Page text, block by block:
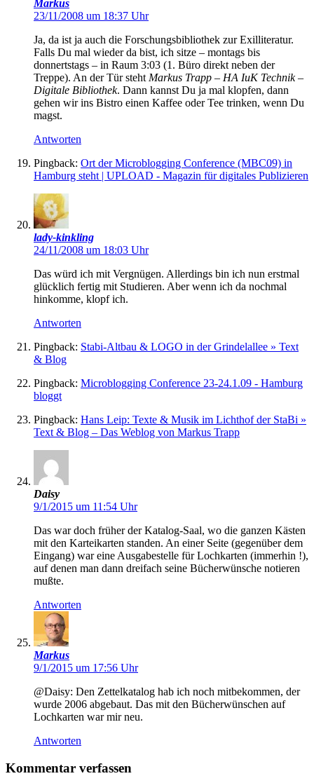
Markus
23/11/2008 um 18:37 Uhr
Ja, da ist ja auch die Forschungsbibliothek zur Exilliteratur.
Falls Du mal wieder da bist, ich sitze – montags bis
donnertstags – in Raum 3:03 (1. Büro direkt neben der
Treppe). An der Tür steht Markus Trapp – HA IuK Technik –
Digitale Bibliothek. Dann kannst Du ja mal klopfen, dann
gehen wir ins Bistro einen Kaffee oder Tee trinken, wenn Du
magst.
Antworten
Pingback: Ort der Microblogging Conference (MBC09) in
Hamburg steht | UPLOAD - Magazin für digitales Publizieren
lady-kinkling
24/11/2008 um 18:03 Uhr
Das würd ich mit Vergnügen. Allerdings bin ich nun erstmal
glücklich fertig mit Studieren. Aber wenn ich da nochmal
hinkomme, klopf ich.
Antworten
Pingback: Stabi-Altbau & LOGO in der Grindelallee » Text
& Blog
Pingback: Microblogging Conference 23-24.1.09 - Hamburg
bloggt
Pingback: Hans Leip: Texte & Musik im Lichthof der StaBi »
Text & Blog – Das Weblog von Markus Trapp
Daisy
9/1/2015 um 11:54 Uhr
Das war doch früher der Katalog-Saal, wo die ganzen Kästen
mit den Karteikarten standen. An einer Seite (gegenüber dem
Eingang) war eine Ausgabestelle für Lochkarten (immerhin !),
auf denen man dann dreifach seine Bücherwünsche notieren
mußte.
Antworten
Markus
9/1/2015 um 17:56 Uhr
@Daisy: Den Zettelkatalog hab ich noch mitbekommen, der
wurde 2006 abgebaut. Das mit den Bücherwünschen auf
Lochkarten war mir neu.
Antworten
Kommentar verfassen